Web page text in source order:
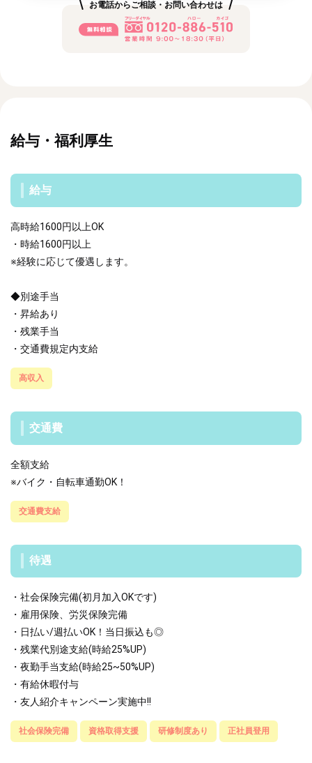
お電話からご相談・お問い合わせは
給与・福利厚生
給与
高時給1600円以上OK
・時給1600円以上
※経験に応じて優遇します。
◆別途手当
・昇給あり
・残業手当
・交通費規定内支給
高収入
交通費
全額支給
※バイク・自転車通勤OK！
交通費支給
待遇
・社会保険完備(初月加入OKです)
・雇用保険、労災保険完備
・日払い/週払いOK！当日振込も◎
・残業代別途支給(時給25%UP)
・夜勤手当支給(時給25~50%UP)
・有給休暇付与
・友人紹介キャンペーン実施中!!
社会保険完備 資格取得支援 研修制度あり 正社員登用